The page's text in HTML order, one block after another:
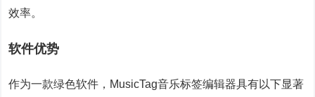
效率。
软件优势
作为一款绿色软件，MusicTag音乐标签编辑器具有以下显著